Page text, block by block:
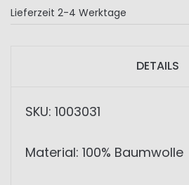
Lieferzeit 2-4 Werktage
DETAILS
SKU: 1003031
Material: 100% Baumwolle